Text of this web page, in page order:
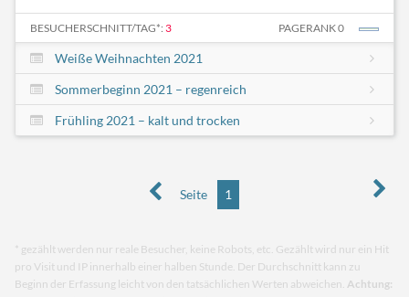
BESUCHERSCHNITT/TAG*: 3 PAGERANK 0
Weiße Weihnachten 2021
Sommerbeginn 2021 – regenreich
Frühling 2021 – kalt und trocken
Seite 1
* gezählt werden nur reale Besucher, keine Robots, etc. Gezählt wird nur ein Hit
pro Visit und IP innerhalb einer halben Stunde. Der Durchschnitt kann zu
Beginn der Erfassung leicht von den tatsächlichen Werten abweichen. Achtung: